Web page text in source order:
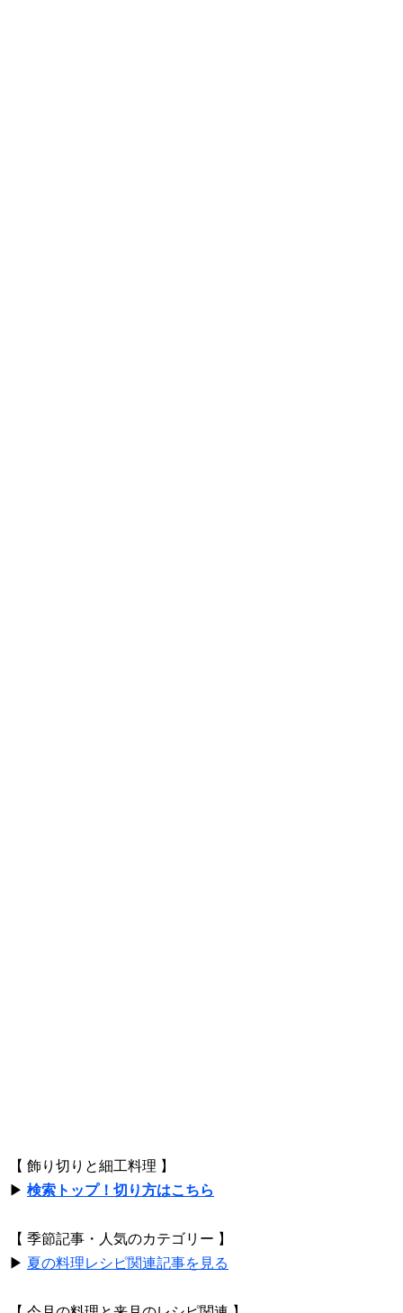
【 飾り切りと細工料理 】
▶ 検索トップ！切り方はこちら
【 季節記事・人気のカテゴリー 】
▶ 夏の料理レシピ関連記事を見る